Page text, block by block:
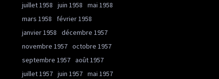
juillet 1958
juin 1958
mai 1958
mars 1958
février 1958
janvier 1958
décembre 1957
novembre 1957 octobre 1957
septembre 1957 août 1957
juillet 1957 juin 1957 mai 1957